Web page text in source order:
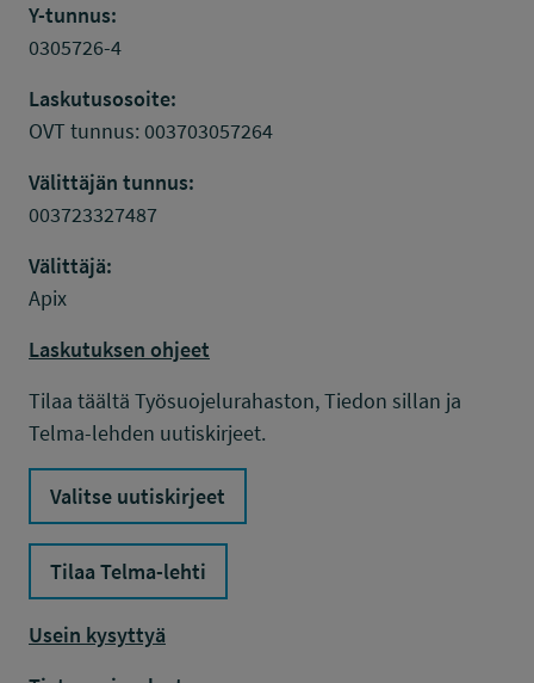
Y-tunnus:
0305726-4
Laskutusosoite:
OVT tunnus: 003703057264
Välittäjän tunnus:
003723327487
Välittäjä:
Apix
Laskutuksen ohjeet
Tilaa täältä Työsuojelurahaston, Tiedon sillan ja
Telma-lehden uutiskirjeet.
Valitse uutiskirjeet
Tilaa Telma-lehti
Usein kysyttyä